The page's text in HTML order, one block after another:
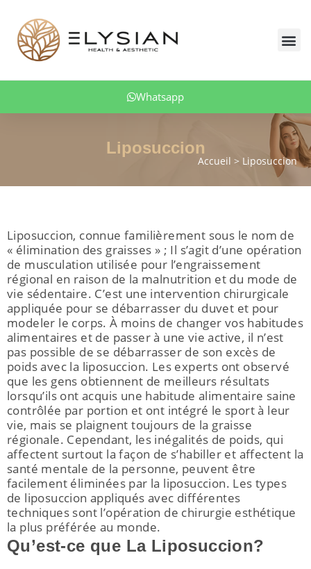
contenu
Whatsapp
Liposuccion
Accueil Liposuccion
Liposuccion, connue familièrement sous le nom de
« élimination des graisses » ; Il s’agit d’une opération
de musculation utilisée pour l’engraissement
régional en raison de la malnutrition et du mode de
vie sédentaire. C’est une intervention chirurgicale
appliquée pour se débarrasser du duvet et pour
modeler le corps. À moins de changer vos habitudes
alimentaires et de passer à une vie active, il n’est
pas possible de se débarrasser de son excès de
poids avec la liposuccion. Les experts ont observé
que les gens obtiennent de meilleurs résultats
lorsqu’ils ont acquis une habitude alimentaire saine
contrôlée par portion et ont intégré le sport à leur
vie, mais se plaignent toujours de la graisse
régionale. Cependant, les inégalités de poids, qui
affectent surtout la façon de s’habiller et affectent la
santé mentale de la personne, peuvent être
facilement éliminées par la liposuccion. Les types
de liposuccion appliqués avec différentes
techniques sont l’opération de chirurgie esthétique
la plus préférée au monde.
Qu’est-ce que La Liposuccion?